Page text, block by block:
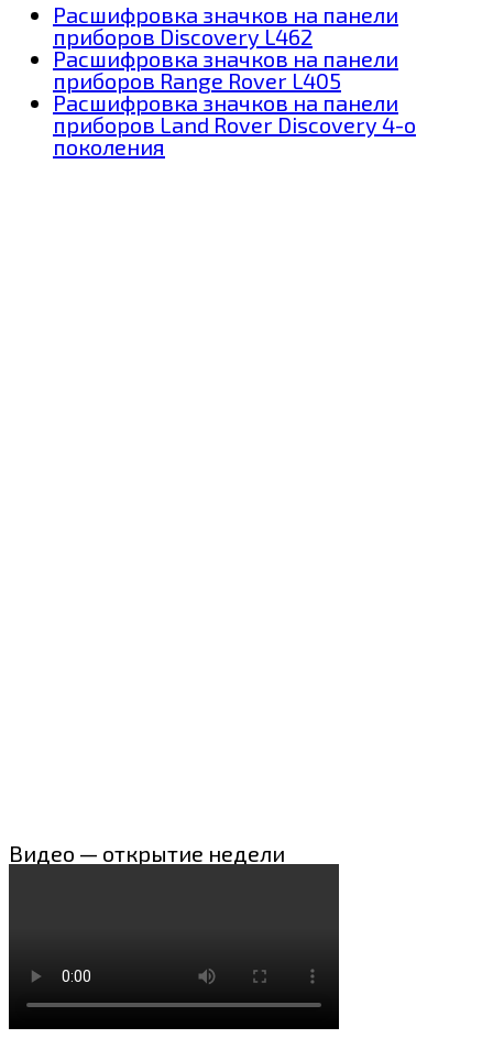
Расшифровка значков на панели
приборов Discovery L462
Расшифровка значков на панели
приборов Range Rover L405
Расшифровка значков на панели
приборов Land Rover Discovery 4-о
поколения
Видео — открытие недели